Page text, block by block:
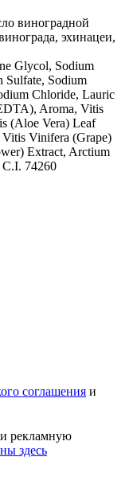
виноградной
эхинацеи,
Glycol, Sodium
Sulfate, Sodium
Chloride, Lauric
Aroma, Vitis
(Aloe Vera) Leaf
Vinifera (Grape)
Extract, Arctium
74260
соглашения и
рекламную
здесь